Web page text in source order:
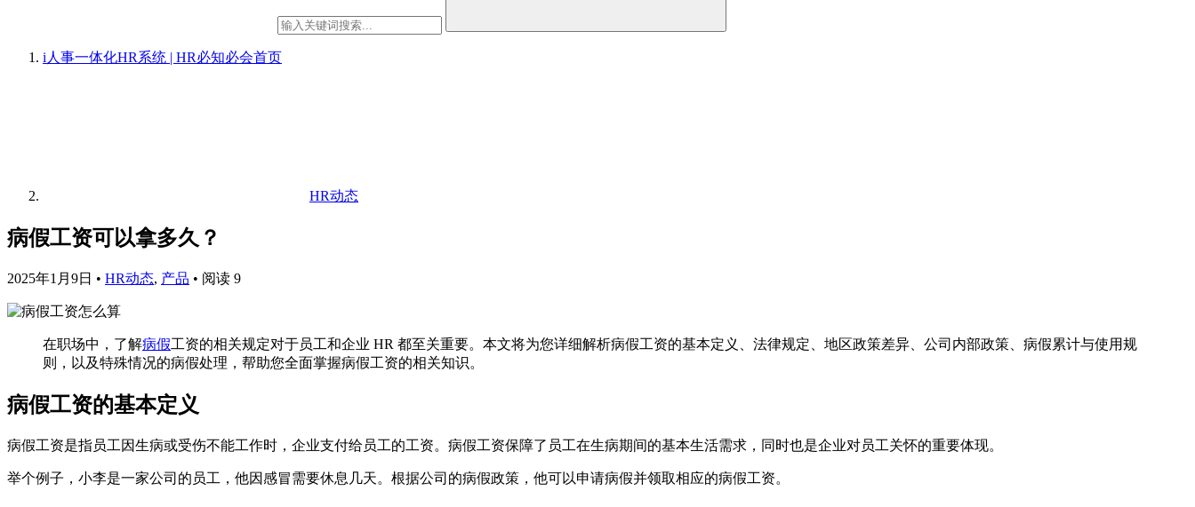
i人事一体化HR系统 | HR必知必会首页
HR动态
病假工资可以拿多久？
2025年1月9日 • HR动态, 产品 • 阅读 9
在职场中，了解病假工资的相关规定对于员工和企业 HR 都至关重要。本文将为您详细解析病假工资的基本定义、法律规定、地区政策差异、公司内部政策、病假累计与使用规
则，以及特殊情况的病假处理，帮助您全面掌握病假工资的相关知识。
病假工资的基本定义
病假工资是指员工因生病或受伤不能工作时，企业支付给员工的工资。病假工资保障了员工在生病期间的基本生活需求，同时也是企业对员工关怀的重要体现。
举个例子，小李是一家公司的员工，他因感冒需要休息几天。根据公司的病假政策，他可以申请病假并领取相应的病假工资。